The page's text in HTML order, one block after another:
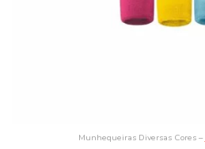
Munhequeiras Diversas Cores –